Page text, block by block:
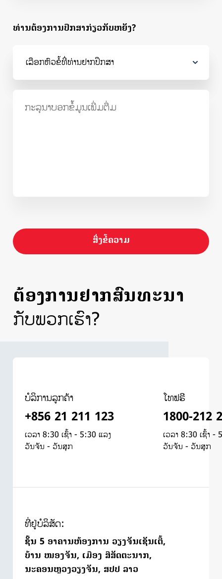
ທ່ານຕ້ອງການປຶກສາກ່ຽວກັບຫຍັງ?
ກະລຸນາບອກຂໍ້ມູນເພີ່ມຕື່ມ
ສົ່ງຂໍ້ຄວາມ
ຕ້ອງການຢາກສົນທະນາ
ກັບພວກເຮົາ?
ບໍລິການລູກຄ້າ
+856 21 211 123
ເວລາ 8:30 ເຊົ້າ - 5:30 ແລງ
ວັນຈັນ - ວັນສຸກ
ໂທຟຣີ
1800-212
ເວລາ 8:30 ເຊົ້າ -
ວັນຈັນ - ວັນສຸກ
ທີ່ຢູ່ບໍລິສັດ:
ຊັ້ນ 5 ອາຄານຫ້ອງການ ວຽງຈັນເຊັນເຕີ້,
ບ້ານ ໜອງຈັນ, ເມືອງ ສີສັດຕະນາກ,
ນະຄອນຫຼວງວຽງຈັນ, ສປປ ລາວ